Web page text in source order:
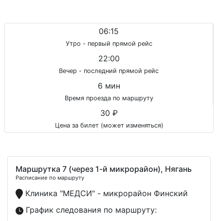
06:15
Утро - первый прямой рейс
22:00
Вечер - последний прямой рейс
6 мин
Время проезда по маршруту
30 ₽
Цена за билет (может изменяться)
Маршрутка 7 (через 1-й микрорайон), Нягань
Расписание по маршруту
Клиника "МЕДСИ" - микрорайон Финский
График следования по маршруту: